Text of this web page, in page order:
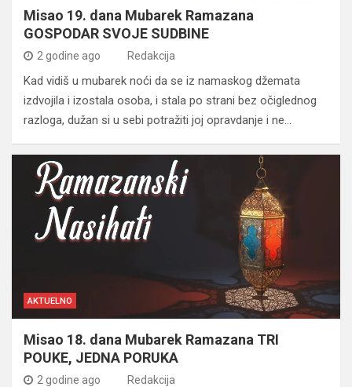
Misao 19. dana Mubarek Ramazana
GOSPODAR SVOJE SUDBINE
2 godine ago Redakcija
Kad vidiš u mubarek noći da se iz namaskog džemata
izdvojila i izostala osoba, i stala po strani bez očiglednog
razloga, dužan si u sebi potražiti joj opravdanje i ne…
AKTUELNO
Misao 18. dana Mubarek Ramazana TRI
POUKE, JEDNA PORUKA
2 godine ago Redakcija